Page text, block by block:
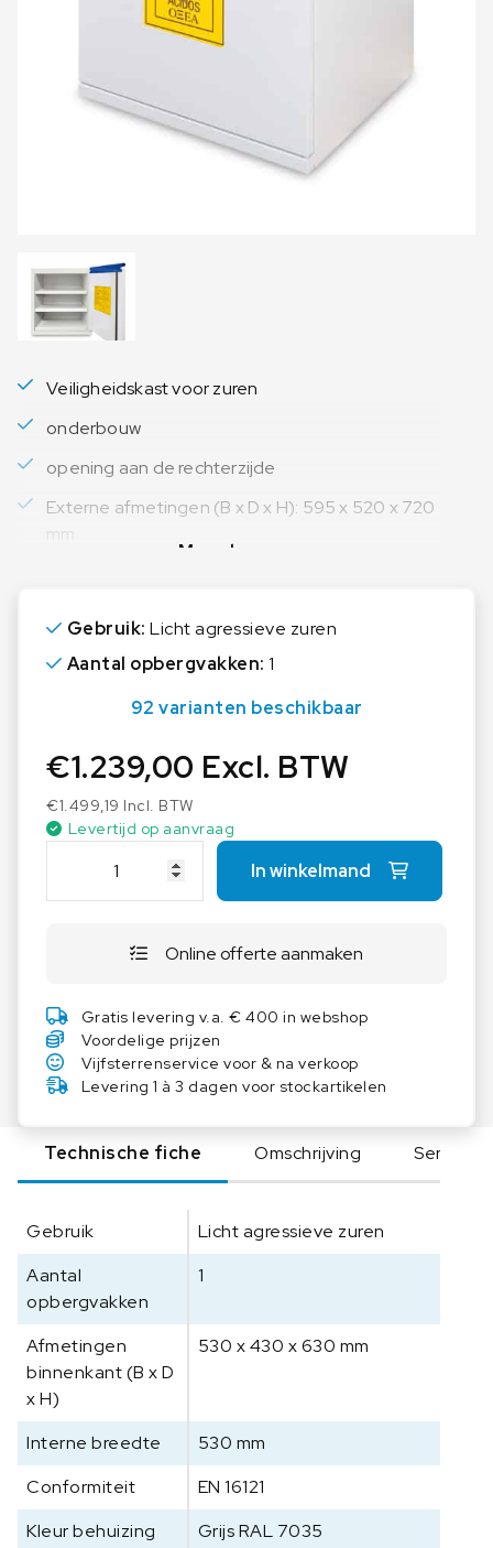
Veiligheidskast voor zuren
onderbouw
opening aan de rechterzijde
Externe afmetingen (B x D x H): 595 x 520 x 720
mm
Meer lezen
Gebruik: Licht agressieve zuren
Aantal opbergvakken: 1
92 varianten beschikbaar
€1.239,00 Excl. BTW
€1.499,19 Incl. BTW
Levertijd op aanvraag
A
E
O
7
0
A
D
V
i
l
i
g
e
i
d
a
s
t
In winkelmand
Online offerte aanmaken
Gratis levering v.a. € 400 in webshop
Voordelige prijzen
Vijfsterrenservice voor & na verkoop
Levering 1 à 3 dagen voor stockartikelen
Technische fiche Omschrijving Serie
Gebruik
Licht agressieve zuren
Aantal
opbergvakken
1
Afmetingen
binnenkant (B x D
x H)
530 x 430 x 630 mm
Interne breedte
530 mm
Conformiteit
EN 16121
Kleur behuizing
Grijs RAL 7035